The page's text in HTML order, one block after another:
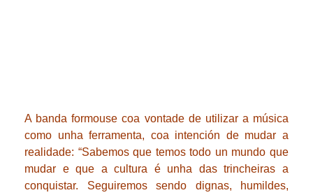
A banda formouse coa vontade de utilizar a música
como unha ferramenta, coa intención de mudar a
realidade: “Sabemos que temos todo un mundo que
mudar e que a cultura é unha das trincheiras a
conquistar. Seguiremos sendo dignas, humildes,